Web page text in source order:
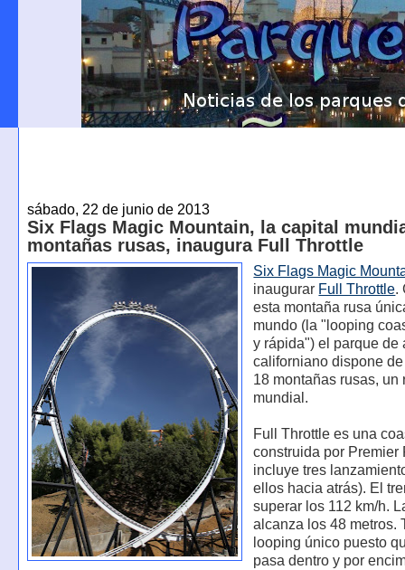
sábado, 22 de junio de 2013
Six Flags Magic Mountain, la capital
montañas rusas, inaugura Full Throttle
Six Flags Magic
inaugurar Full Throttle.
esta montaña rusa
mundo (la "looping
y rápida") el parque de
californiano dispone
18 montañas rusas, un
mundial.
Full Throttle es una
construida por Premier
incluye tres
ellos hacia atrás). El
superar los 112 km/h.
alcanza los 48 metros.
looping único puesto
pasa dentro y por